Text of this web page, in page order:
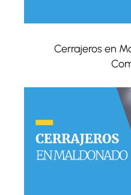
Cerrajeros en